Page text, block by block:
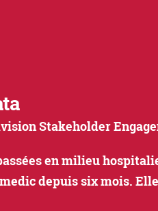
Stakeholder
en milieu
depuis six mois.